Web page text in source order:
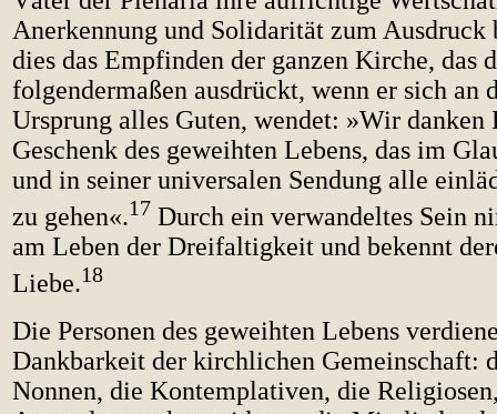
Anerkennung und Solidarität zum Ausdruck
dies das Empfinden der ganzen Kirche, das
folgendermaßen ausdrückt, wenn er sich an
Ursprung alles Guten, wendet: »Wir danken
Geschenk des geweihten Lebens, das im
und in seiner universalen Sendung alle
zu gehen«.17 Durch ein verwandeltes Sein
am Leben der Dreifaltigkeit und bekennt
Liebe.18
Die Personen des geweihten Lebens
Dankbarkeit der kirchlichen Gemeinschaft:
Nonnen, die Kontemplativen, die